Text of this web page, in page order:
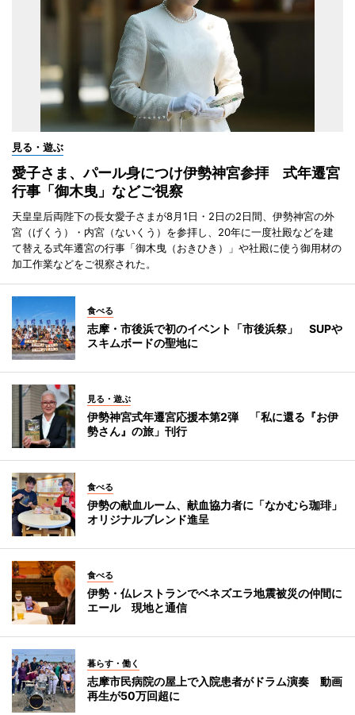
見る・遊ぶ
愛子さま、パール身につけ伊勢神宮参拝 式年遷宮
行事「御木曳」などご視察
天皇皇后両陛下の長女愛子さまが8月1日・2日の2日間、伊勢神宮の外
宮（げくう）・内宮（ないくう）を参拝し、20年に一度社殿などを建
て替える式年遷宮の行事「御木曳（おきひき）」や社殿に使う御用材の
加工作業などをご視察された。
食べる
志摩・市後浜で初のイベント「市後浜祭」 SUPや
スキムボードの聖地に
見る・遊ぶ
伊勢神宮式年遷宮応援本第2弾 「私に還る『お伊
勢さん』の旅」刊行
食べる
伊勢の献血ルーム、献血協力者に「なかむら珈琲」
オリジナルブレンド進呈
食べる
伊勢・仏レストランでベネズエラ地震被災の仲間に
エール 現地と通信
暮らす・働く
志摩市民病院の屋上で入院患者がドラム演奏 動画
再生が50万回超に